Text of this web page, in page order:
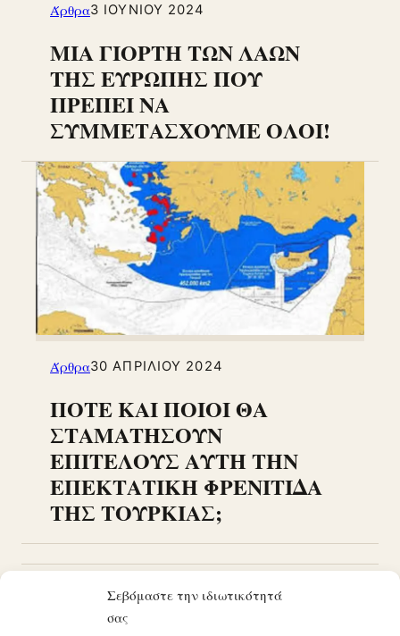
Σεβόμαστε την ιδιωτικότητά
σας
Άρθρα3 ΙΟΥΝΊΟΥ 2024
ΜΙΑ ΓΙΟΡΤΗ ΤΩΝ ΛΑΩΝ
ΤΗΣ ΕΥΡΩΠΗΣ ΠΟΥ
ΠΡΕΠΕΙ ΝΑ
ΣΥΜΜΕΤΑΣΧΟΥΜΕ ΟΛΟΙ!
Άρθρα30 ΑΠΡΙΛΊΟΥ 2024
ΠΟΤΕ ΚΑΙ ΠΟΙΟΙ ΘΑ
ΣΤΑΜΑΤΗΣΟΥΝ
ΕΠΙΤΕΛΟΥΣ ΑΥΤΗ ΤΗΝ
ΕΠΕΚΤΑΤΙΚΗ ΦΡΕΝΙΤΙΔΑ
ΤΗΣ ΤΟΥΡΚΙΑΣ;
2 3 … 38 Παλαιότερα